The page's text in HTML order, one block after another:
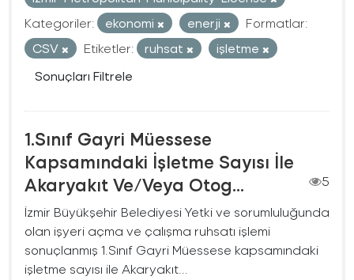
Kategoriler:
ekonomi enerji
Formatlar:
CSV
Etiketler: ruhsat
işletme
Sonuçları Filtrele
1.Sınıf Gayri Müessese
Kapsamındaki İşletme Sayısı İle
Akaryakıt Ve/Veya Otog...
5
İzmir Büyükşehir Belediyesi Yetki ve sorumluluğunda
olan işyeri açma ve çalışma ruhsatı işlemi
sonuçlanmış 1.Sınıf Gayri Müessese kapsamındaki
işletme sayısı ile Akaryakıt...